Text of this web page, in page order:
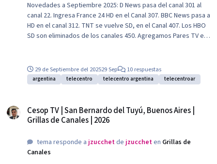
Novedades a Septiembre 2025: D News pasa del canal 301 al
canal 22. Ingresa France 24 HD en el Canal 307. BBC News pasa a
HD en el canal 312. TNT se vuelve SD, en el Canal 407. Los HBO
SD son eliminados de los canales 450. Agregamos Pares TV en
29 de Septiembre del 202529 Sep 10 respuestas
argentina telecentro telecentro argentina telecentroar
Cesop TV | San Bernardo del Tuyú, Buenos Aires |
Grillas de Canales | 2026
tema responde a jzucchetde jzuccheten Grillas de
Canales